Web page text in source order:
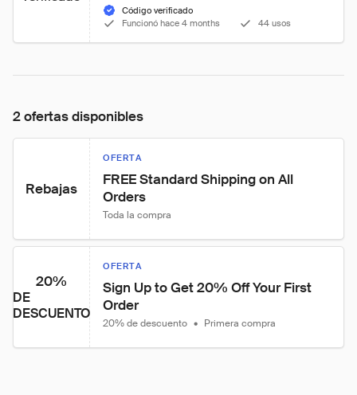
Código verificado
Funcionó hace 4 months
44 usos
2 ofertas disponibles
Rebajas
OFERTA
FREE Standard Shipping on All
Orders
Toda la compra
20%
DE
DESCUENTO
OFERTA
Sign Up to Get 20% Off Your First
Order
20% de descuento • Primera compra